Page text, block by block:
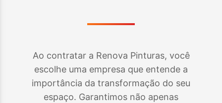
Ao contratar a Renova Pinturas, você
escolhe uma empresa que entende a
importância da transformação do seu
espaço. Garantimos não apenas